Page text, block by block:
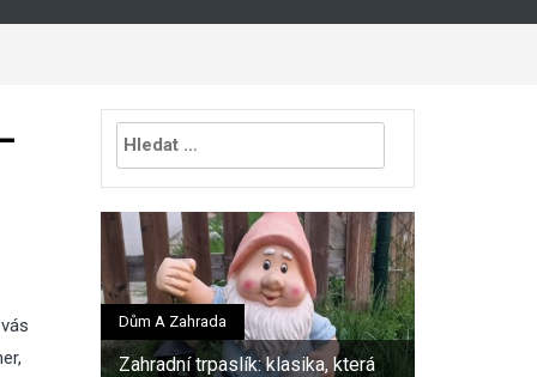
Vyhledávání
Dům A Zahrada
Zahradní trpaslík: klasika, která